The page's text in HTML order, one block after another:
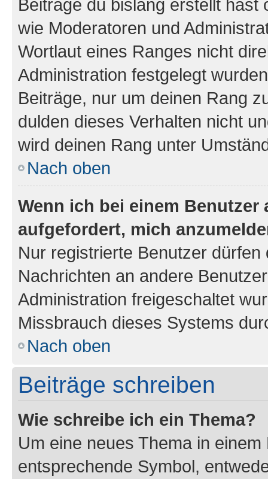
Beiträge du bislang erstellt
wie Moderatoren und
Wortlaut eines Ranges nicht
Administration festgelegt
Beiträge, nur um deinen Rang
dulden dieses Verhalten nicht
wird deinen Rang unter
Nach oben
Wenn ich bei einem
aufgefordert, mich
Nur registrierte Benutzer
Nachrichten an andere
Administration freigeschaltet
Missbrauch dieses Systems
Nach oben
Beiträge schreiben
Wie schreibe ich ein Thema?
Um eine neues Thema in
entsprechende Symbol,